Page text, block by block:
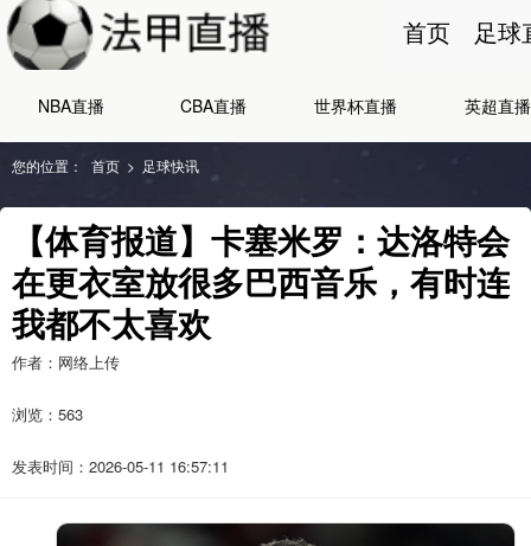
首页 足球
NBA直播 CBA直播 世界杯直播 英超直播
您的位置： 首页 > 足球快讯
【体育报道】卡塞米罗：达洛特会
在更衣室放很多巴西音乐，有时连
我都不太喜欢
作者：网络上传
浏览： 563
发表时间：2026-05-11 16:57:11